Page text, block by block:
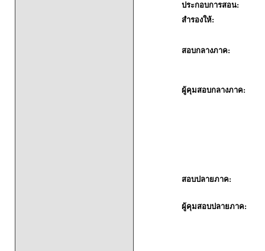
ประกอบการสอน:
สำรองให้:
สอบกลางภาค:
ผู้คุมสอบกลางภาค:
สอบปลายภาค:
ผู้คุมสอบปลายภาค: